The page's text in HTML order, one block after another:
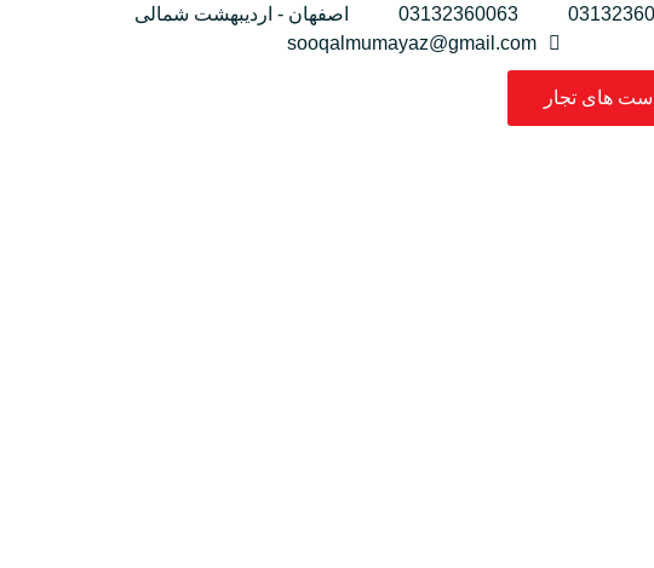
03132360063
اصفهان - اردیبهشت شمالی
sooqalmumayaz@gmail.com
های تجار